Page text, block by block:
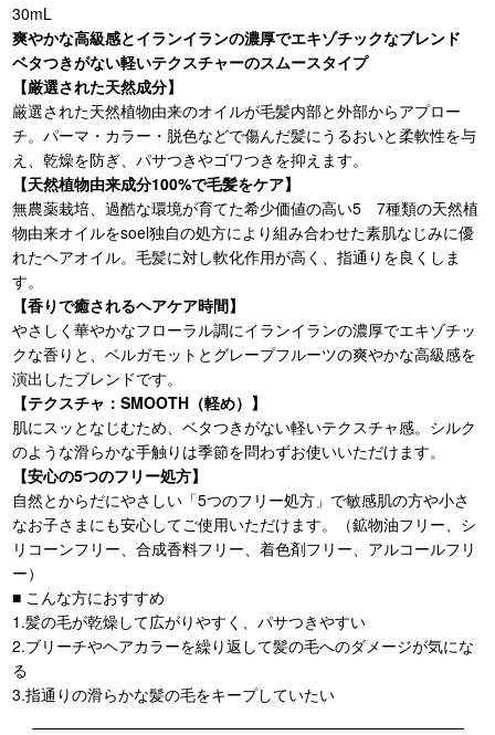
30mL
爽やかな高級感とイランイランの濃厚でエキゾチックなブレンド
ベタつきがない軽いテクスチャーのスムースタイプ
【厳選された天然成分】
厳選された天然植物由来のオイルが毛髪内部と外部からアプロー
チ。パーマ・カラー・脱色などで傷んだ髪にうるおいと柔軟性を与
え、乾燥を防ぎ、パサつきやゴワつきを抑えます。
【天然植物由来成分100%で毛髪をケア】
無農薬栽培、過酷な環境が育てた希少価値の高い5 7種類の天然植
物由来オイルをsoel独自の処方により組み合わせた素肌なじみに優
れたヘアオイル。毛髪に対し軟化作用が高く、指通りを良くしま
す。
【香りで癒されるヘアケア時間】
やさしく華やかなフローラル調にイランイランの濃厚でエキゾチッ
クな香りと、ベルガモットとグレープフルーツの爽やかな高級感を
演出したブレンドです。
【テクスチャ：SMOOTH（軽め）】
肌にスッとなじむため、ベタつきがない軽いテクスチャ感。シルク
のような滑らかな手触りは季節を問わずお使いいただけます。
【安心の5つのフリー処方】
自然とからだにやさしい「5つのフリー処方」で敏感肌の方や小さ
なお子さまにも安心してご使用いただけます。（鉱物油フリー、シ
リコーンフリー、合成香料フリー、着色剤フリー、アルコールフリ
ー）
■ こんな方におすすめ
1.髪の毛が乾燥して広がりやすく、パサつきやすい
2.ブリーチやヘアカラーを繰り返して髪の毛へのダメージが気にな
る
3.指通りの滑らかな髪の毛をキープしていたい